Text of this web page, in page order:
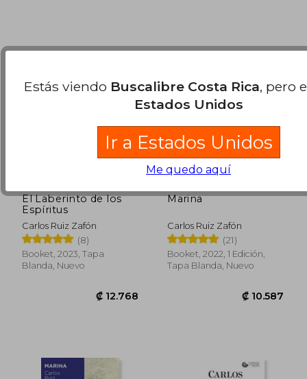
₡ 18.352
El Laberinto de los
Espíritus
Carlos Ruiz Zafón
(8)
Booket, 2023, Tapa
Blanda, Nuevo
Marina
Carlos Ruiz Zafón
(21)
Booket, 2022, 1 Edición,
Tapa Blanda, Nuevo
Estás viendo Buscalibre Costa Rica, pero
Estados Unidos
Ir a Estados Unidos
Me quedo aquí